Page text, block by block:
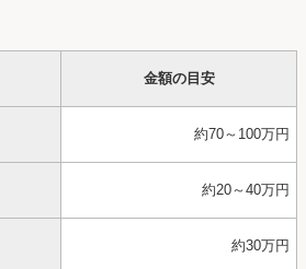
金額の目安
約70～100万円
約20～40万円
約30万円